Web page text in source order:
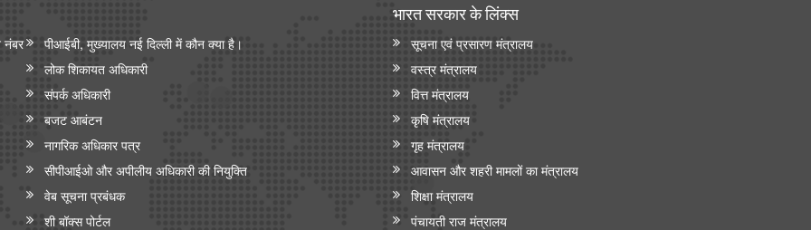
नंबर
पीआईबी, मुख्यालय नई दिल्ली में कौन क्या है।
लोक शिकायत अधिकारी
संपर्क अधिकारी
बजट आबंटन
नागरिक अधिकार पत्र
सीपीआईओ और अपी‍लीय अधिकारी की नियुक्ति
वेब सूचना प्रबंधक
शी बॉक्स पोर्टल
भारत सरकार के लिंक्‍स
सूचना एवं प्रसारण मंत्रालय
वस्त्र मंत्रालय
वित्त मंत्रालय
कृषि मंत्रालय
गृह मंत्रालय
आवासन और शहरी मामलों का मंत्रालय
शिक्षा मंत्रालय
पंचायती राज मंत्रालय